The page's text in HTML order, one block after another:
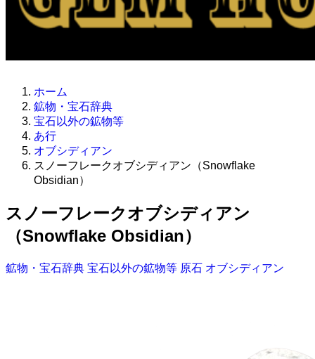
ホーム
鉱物・宝石辞典
宝石以外の鉱物等
あ行
オブシディアン
スノーフレークオブシディアン（Snowflake
Obsidian）
スノーフレークオブシディアン
（Snowflake Obsidian）
鉱物・宝石辞典 宝石以外の鉱物等 原石 オブシディアン